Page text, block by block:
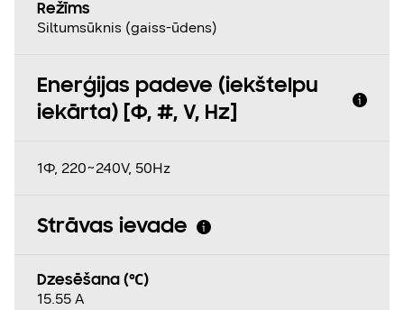
Režīms
Siltumsūknis (gaiss-ūdens)
Enerģijas padeve (iekštelpu
iekārta) [Φ, #, V, Hz]
1Φ, 220~240V, 50Hz
Strāvas ievade
Dzesēšana (℃)
15.55 A